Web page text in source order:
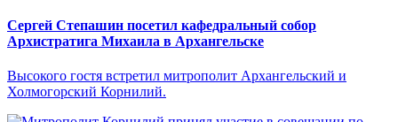
Сергей Степашин посетил кафедральный собор
Архистратига Михаила в Архангельске
Высокого гостя встретил митрополит Архангельский и
Холмогорский Корнилий.